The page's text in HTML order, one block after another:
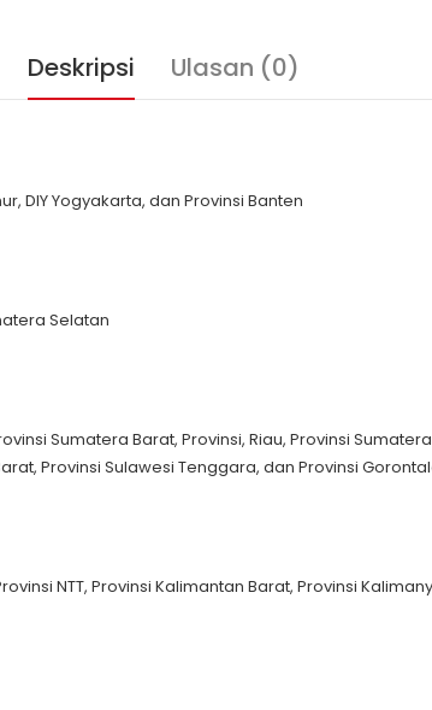
Deskripsi Ulasan (0)
DIY Yogyakarta, dan Provinsi Banten
Selatan
Sumatera Barat, Provinsi, Riau, Provinsi
Provinsi Sulawesi Tenggara, dan Provinsi
NTT, Provinsi Kalimantan Barat, Provinsi